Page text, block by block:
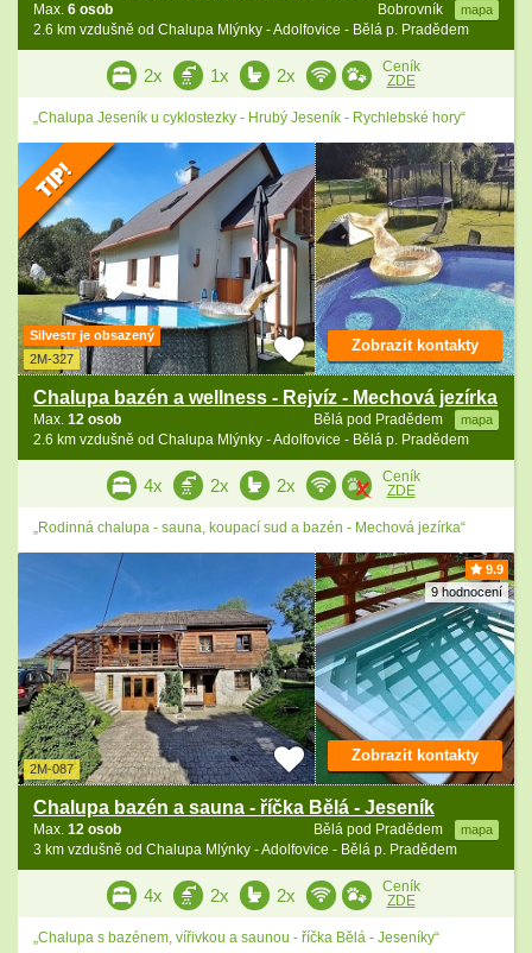
Bobrovník mapa
Max. 6 osob
2.6 km vzdušně od Chalupa Mlýnky - Adolfovice - Bělá p. Pradědem
2x 1x 2x
Ceník
ZDE
„Chalupa Jeseník u cyklostezky - Hrubý Jeseník - Rychlebské hory“
Silvestr je obsazený
2M-327
Chalupa bazén a wellness - Rejvíz - Mechová jezírka
Bělá pod Pradědem mapa
Max. 12 osob
2.6 km vzdušně od Chalupa Mlýnky - Adolfovice - Bělá p. Pradědem
Zobrazit kontakty
4x 2x 2x
Ceník
ZDE
„Rodinná chalupa - sauna, koupací sud a bazén - Mechová jezírka“
9.9
9 hodnocení
2M-087
Chalupa bazén a sauna - říčka Bělá - Jeseník
Bělá pod Pradědem mapa
Max. 12 osob
3 km vzdušně od Chalupa Mlýnky - Adolfovice - Bělá p. Pradědem
Zobrazit kontakty
4x 2x 2x
Ceník
ZDE
„Chalupa s bazénem, vířivkou a saunou - říčka Bělá - Jeseníky“